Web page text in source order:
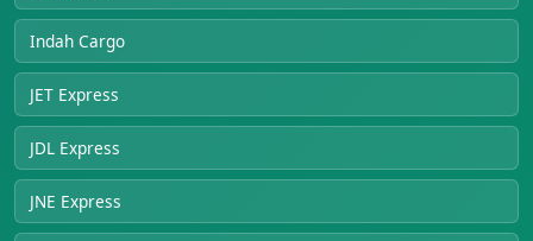
Indah Cargo
JET Express
JDL Express
JNE Express